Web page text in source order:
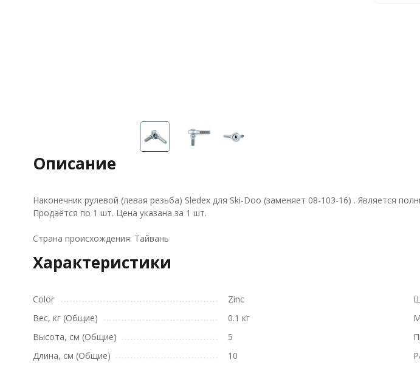
Описание
Наконечник рулевой (левая резьба) Sledex для Ski-Doo (заменяет 08-103-16) . Является
Продаётся по 1 шт. Цена указана за 1 шт.
Страна происхождения: Тайвань
Характеристики
Color
Zinc
Вес, кг (Общие)
0.1 кг
Высота, см (Общие)
5
Длина, см (Общие)
10